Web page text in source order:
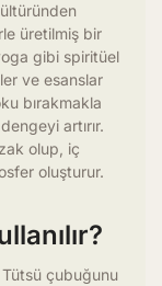
üretilmiş bir
gibi spiritüel
ve esanslar
bırakmakla
artırır.
olup, iç
oluşturur.
Tütsü çubuğunu